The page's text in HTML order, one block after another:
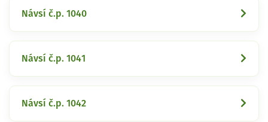
Návsí č.p. 1040
Návsí č.p. 1041
Návsí č.p. 1042